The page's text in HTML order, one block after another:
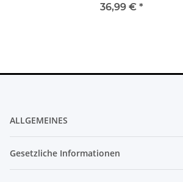
36,99 € *
ALLGEMEINES
Gesetzliche Informationen